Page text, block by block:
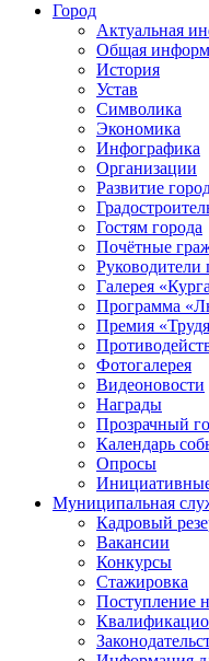
Город
Актуальная
Общая
История
Устав
Символика
Экономика
Инфографика
Организации
Развитие
Гостям города
Почётные
Руководители
Галерея
Программа
Премия
Фотогалерея
Видеоновости
Награды
Прозрачный
Календарь
Опросы
Муниципальная
Кадровый
Вакансии
Конкурсы
Стажировка
Поступление